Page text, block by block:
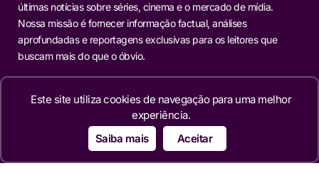
últimas notícias sobre séries, cinema e o mercado de mídia.
Nossa missão é fornecer informação factual, análises
aprofundadas e reportagens exclusivas para os leitores que
buscam mais do que o óbvio.
Editorias
Este site utiliza cookies de navegação para uma melhor
experiência.
Saiba mais
Aceitar